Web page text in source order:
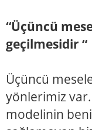
“Üçüncü
geçilmesidir “
Üçüncü
yönlerimiz
modelinin